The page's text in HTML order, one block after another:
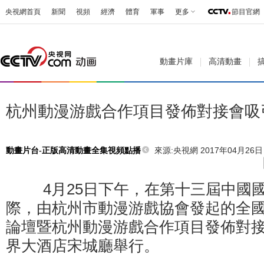
央視網首頁 新聞 視頻 經濟 體育 軍事 更多 節目官網
動畫片庫 高清動畫
杭州動漫游戲合作項目發佈對接會
動畫片台-正版高清動畫全集視頻點播 來源:央視網 2017年04月26
4月25日下午，在第十三屆中國國
際，由杭州市動漫游戲協會發起的全
論壇暨杭州動漫游戲合作項目發佈對
界大酒店宋城廳舉行。